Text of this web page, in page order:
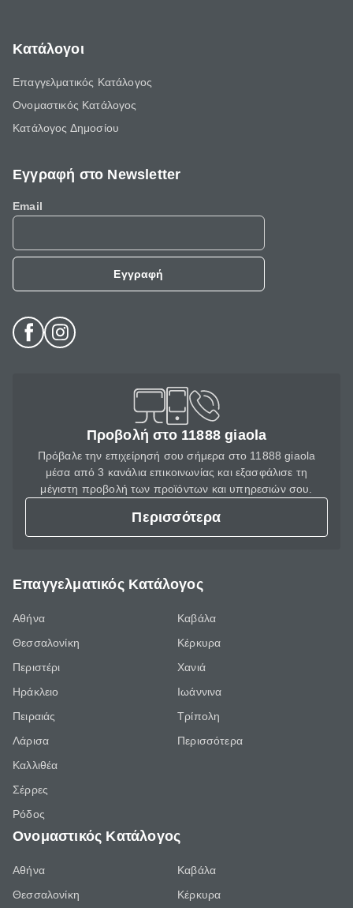
Κατάλογοι
Επαγγελματικός Κατάλογος
Ονομαστικός Κατάλογος
Κατάλογος Δημοσίου
Εγγραφή στο Newsletter
Email
Εγγραφή
Προβολή στο 11888 giaola
Πρόβαλε την επιχείρησή σου σήμερα στο 11888 giaola
μέσα από 3 κανάλια επικοινωνίας και εξασφάλισε τη
μέγιστη προβολή των προϊόντων και υπηρεσιών σου.
Περισσότερα
Επαγγελματικός Κατάλογος
Αθήνα
Θεσσαλονίκη
Περιστέρι
Ηράκλειο
Πειραιάς
Λάρισα
Καλλιθέα
Σέρρες
Ρόδος
Καβάλα
Κέρκυρα
Χανιά
Ιωάννινα
Τρίπολη
Περισσότερα
Ονομαστικός Κατάλογος
Αθήνα
Θεσσαλονίκη
Καβάλα
Κέρκυρα